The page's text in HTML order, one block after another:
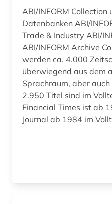
betriebsanalyse (1)
betriebsdaten (7)
betriebsführung (6)
betriebsrat (2)
ABI/INFORM Collection
Datenbanken ABI/INFORM Global ABI/INFORM
Trade & Industry ABI/
ABI/INFORM Archive
werden ca. 4.000
überwiegend aus dem
Sprachraum, aber
2.950 Titel sind im
Financial Times ist ab
Journal ab 1984 im